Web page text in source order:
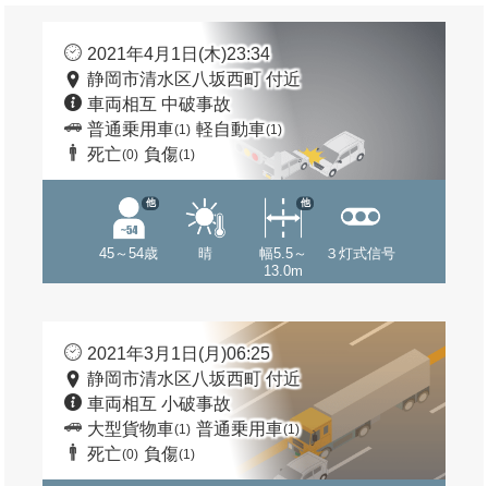
2021年4月1日(木)23:34
静岡市清水区八坂西町 付近
車両相互 中破事故
普通乗用車(1) 軽自動車(1)
死亡(0) 負傷(1)
45～54歳
他
晴
幅5.5～
13.0m
他
３灯式信号
2021年3月1日(月)06:25
静岡市清水区八坂西町 付近
車両相互 小破事故
大型貨物車(1) 普通乗用車(1)
死亡(0) 負傷(1)